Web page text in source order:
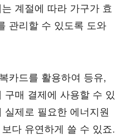
계절에 따라 가구가 효
관리할 수 있도록 도와
카드를 활용하여 등유,
구매 결제에 사용할 수 있
실제로 필요한 에너지원
다 유연하게 쓸 수 있죠.